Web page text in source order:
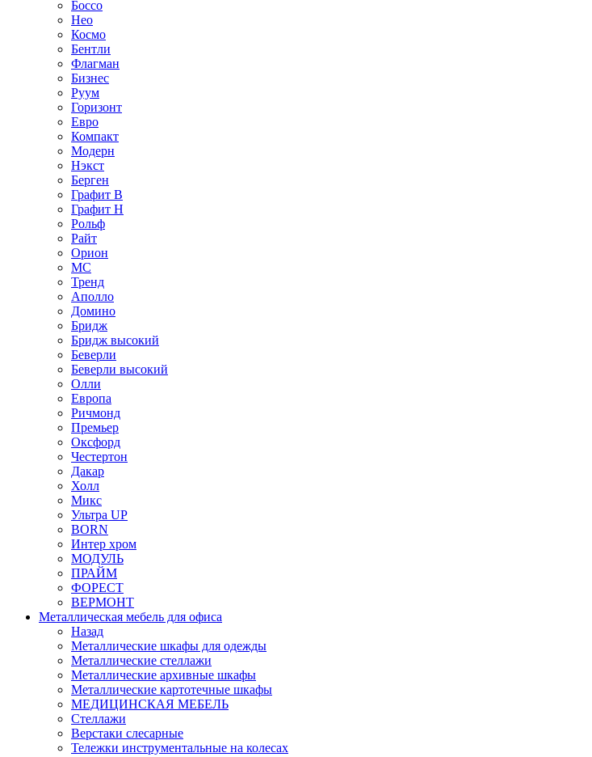
Боссо
Нео
Космо
Бентли
Флагман
Бизнес
Руум
Горизонт
Евро
Компакт
Модерн
Нэкст
Берген
Графит В
Графит Н
Рольф
Райт
Орион
МС
Тренд
Аполло
Домино
Бридж
Бридж высокий
Беверли
Беверли высокий
Олли
Европа
Ричмонд
Премьер
Оксфорд
Честертон
Дакар
Холл
Микс
Ультра UP
BORN
Интер хром
МОДУЛЬ
ПРАЙМ
ФОРЕСТ
ВЕРМОНТ
Металлическая мебель для офиса
Назад
Металлические шкафы для одежды
Металлические стеллажи
Металлические архивные шкафы
Металлические картотечные шкафы
МЕДИЦИНСКАЯ МЕБЕЛЬ
Стеллажи
Верстаки слесарные
Тележки инструментальные на колесах